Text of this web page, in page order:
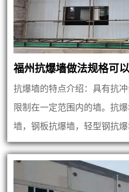
福州抗爆墙做法规格可
抗爆墙的特点介绍：具有抗
限制在一定范围内的墙。抗
墙，钢板抗爆墙，轻型钢抗